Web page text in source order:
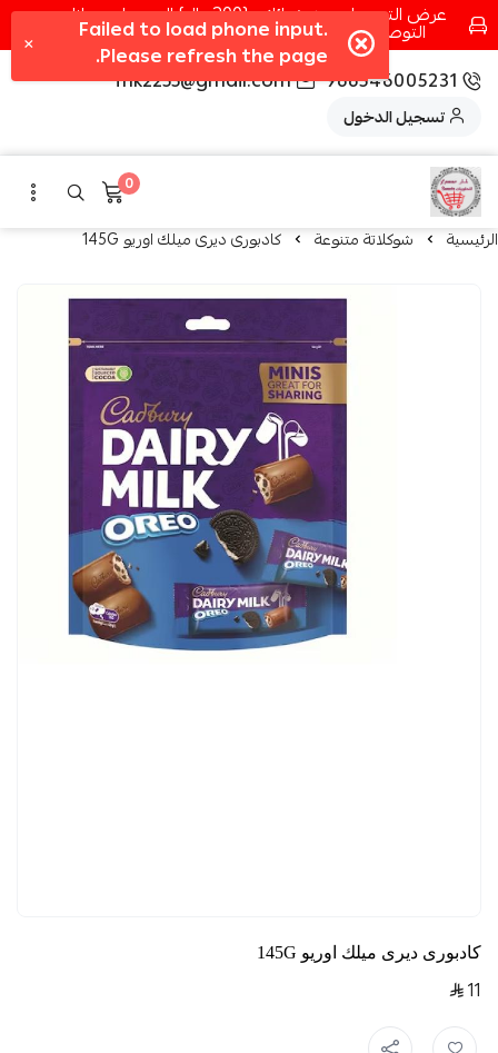
عرض التوصيل عند شرائك بـ{200ريال} التوصيل مجانا
التوصيل في مكه فقط كل اسبوع اصناف جديدة
966546005231
fhk2255@gmail.com
تسجيل الدخول
0
الرئيسية شوكلاتة متنوعة كادبورى ديرى ميلك اوريو 145G
كادبورى ديرى ميلك اوريو 145G
11